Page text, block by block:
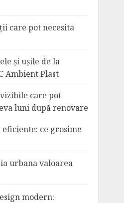
care pot necesita
și ușile de la
Ambient Plast
care pot
luni după renovare
ce grosime
urbana valoarea
modern: